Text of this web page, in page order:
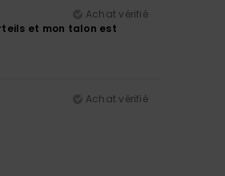
Achat vérifié
et mon talon est
Achat vérifié